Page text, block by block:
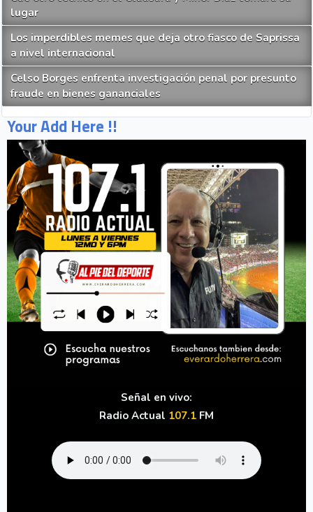
lugar
Los imperdibles memes que deja otro fiasco de Saprissa
a nivel internacional
Celso Borges enfrenta investigación penal por presunto
fraude en bienes gananciales
Your Add Here !!
Señal en vivo:
Radio Actual 107.1 FM